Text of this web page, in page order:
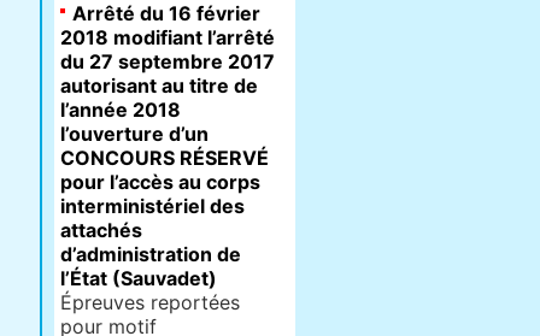
Arrêté du 16 février
2018 modifiant l’arrêté
du 27 septembre 2017
autorisant au titre de
l’année 2018
l’ouverture d’un
CONCOURS RÉSERVÉ
pour l’accès au corps
interministériel des
attachés
d’administration de
l’État (Sauvadet)
Épreuves reportées
pour motif